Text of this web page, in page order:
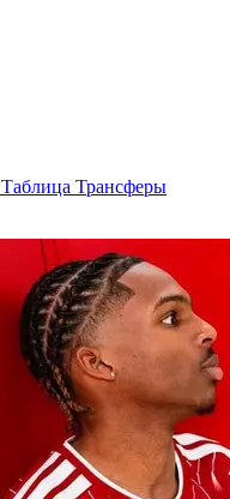
Таблица Трансферы